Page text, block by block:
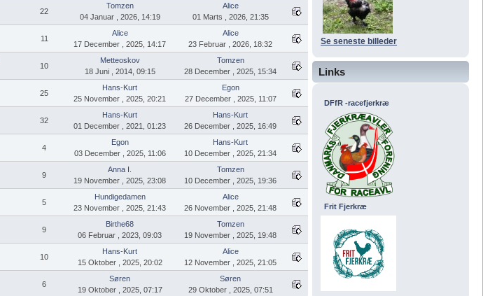
Se seneste billeder
Links
DFfR -racefjerkræ
Frit Fjerkræ
22
Tomzen
04 Januar , 2026, 14:19
Alice
01 Marts , 2026, 21:35
11
Alice
17 December , 2025, 14:17
Alice
23 Februar , 2026, 18:32
10
Metteoskov
18 Juni , 2014, 09:15
Tomzen
28 December , 2025, 15:34
25
Hans-Kurt
25 November , 2025, 20:21
Egon
27 December , 2025, 11:07
32
Hans-Kurt
01 December , 2021, 01:23
Hans-Kurt
26 December , 2025, 16:49
4
Egon
03 December , 2025, 11:06
Hans-Kurt
10 December , 2025, 21:34
9
Anna I.
19 November , 2025, 23:08
Tomzen
10 December , 2025, 19:36
5
Hundigedamen
23 November , 2025, 21:43
Alice
26 November , 2025, 21:48
9
Birthe68
06 Februar , 2023, 09:03
Tomzen
19 November , 2025, 19:48
10
Hans-Kurt
15 Oktober , 2025, 20:02
Alice
12 November , 2025, 21:05
6
Søren
19 Oktober , 2025, 07:17
Søren
29 Oktober , 2025, 07:51